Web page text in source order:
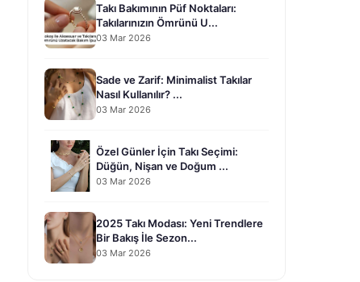
Takı Bakımının Püf Noktaları:
Takılarınızın Ömrünü U...
03 Mar 2026
Sade ve Zarif: Minimalist Takılar
Nasıl Kullanılır? ...
03 Mar 2026
Özel Günler İçin Takı Seçimi:
Düğün, Nişan ve Doğum ...
03 Mar 2026
2025 Takı Modası: Yeni Trendlere
Bir Bakış İle Sezon...
03 Mar 2026